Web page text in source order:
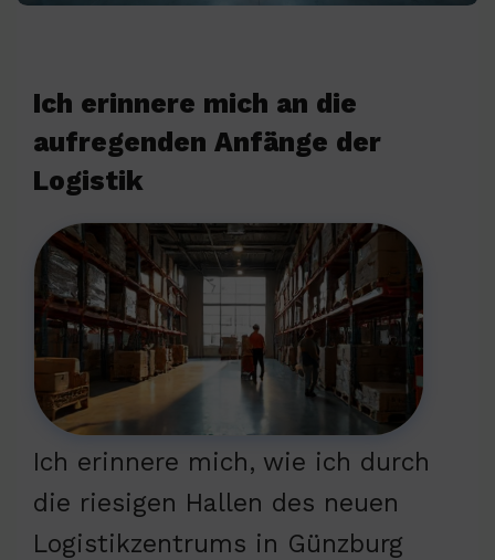
Ich erinnere mich an die
aufregenden Anfänge der
Logistik
Ich erinnere mich, wie ich durch
die riesigen Hallen des neuen
Logistikzentrums in Günzburg